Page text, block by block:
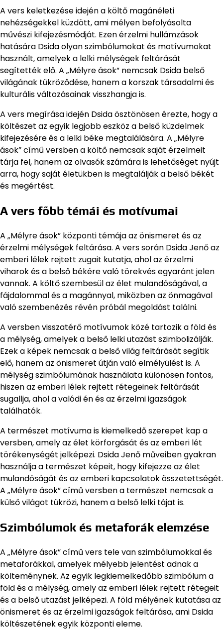
A vers keletkezése idején a költő magánéleti
nehézségekkel küzdött, ami mélyen befolyásolta
művészi kifejezésmódját. Ezen érzelmi hullámzások
hatására Dsida olyan szimbólumokat és motívumokat
használt, amelyek a lelki mélységek feltárását
segítették elő. A „Mélyre ások” nemcsak Dsida belső
világának tükröződése, hanem a korszak társadalmi és
kulturális változásainak visszhangja is.
A vers megírása idején Dsida ösztönösen érezte, hogy a
költészet az egyik legjobb eszköz a belső küzdelmek
kifejezésére és a lelki béke megtalálására. A „Mélyre
ások” című versben a költő nemcsak saját érzelmeit
tárja fel, hanem az olvasók számára is lehetőséget nyújt
arra, hogy saját életükben is megtalálják a belső békét
és megértést.
A vers főbb témái és motívumai
A „Mélyre ások” központi témája az önismeret és az
érzelmi mélységek feltárása. A vers során Dsida Jenő az
emberi lélek rejtett zugait kutatja, ahol az érzelmi
viharok és a belső békére való törekvés egyaránt jelen
vannak. A költő szembesül az élet mulandóságával, a
fájdalommal és a magánnyal, miközben az önmagával
való szembenézés révén próbál megoldást találni.
A versben visszatérő motívumok közé tartozik a föld és
a mélység, amelyek a belső lelki utazást szimbolizálják.
Ezek a képek nemcsak a belső világ feltárását segítik
elő, hanem az önismeret útján való elmélyülést is. A
mélység szimbólumának használata különösen fontos,
hiszen az emberi lélek rejtett rétegeinek feltárását
sugallja, ahol a valódi én és az érzelmi igazságok
találhatók.
A természet motívuma is kiemelkedő szerepet kap a
versben, amely az élet körforgását és az emberi lét
törékenységét jelképezi. Dsida Jenő műveiben gyakran
használja a természet képeit, hogy kifejezze az élet
mulandóságát és az emberi kapcsolatok összetettségét.
A „Mélyre ások” című versben a természet nemcsak a
külső világot tükrözi, hanem a belső lelki tájat is.
Szimbólumok és metaforák elemzése
A „Mélyre ások” című vers tele van szimbólumokkal és
metaforákkal, amelyek mélyebb jelentést adnak a
költeménynek. Az egyik legkiemelkedőbb szimbólum a
föld és a mélység, amely az emberi lélek rejtett rétegeit
és a belső utazást jelképezi. A föld mélyének kutatása az
önismeret és az érzelmi igazságok feltárása, ami Dsida
költészetének egyik központi eleme.